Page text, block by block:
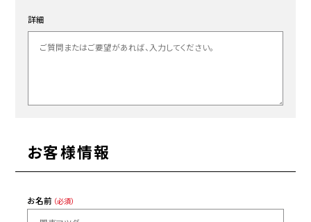
詳細
お客様情報
お名前 （必須）